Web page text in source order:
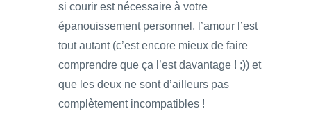
si courir est nécessaire à votre
épanouissement personnel, l’amour l’est
tout autant (c’est encore mieux de faire
comprendre que ça l’est davantage ! ;)) et
que les deux ne sont d’ailleurs pas
complètement incompatibles !